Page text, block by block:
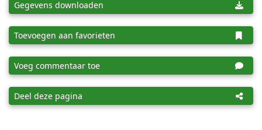
Gegevens downloaden
Toevoegen aan favorieten
Voeg commentaar toe
Deel deze pagina